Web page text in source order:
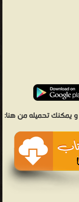
و يمكنك تحميله من هنا: